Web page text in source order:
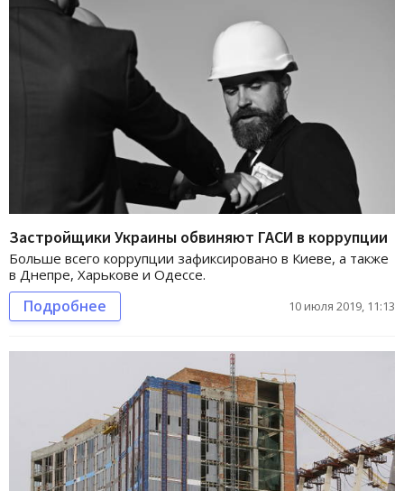
Застройщики Украины обвиняют ГАСИ в коррупции
Больше всего коррупции зафиксировано в Киеве, а также
в Днепре, Харькове и Одессе.
Подробнее 10 июля 2019, 11:13